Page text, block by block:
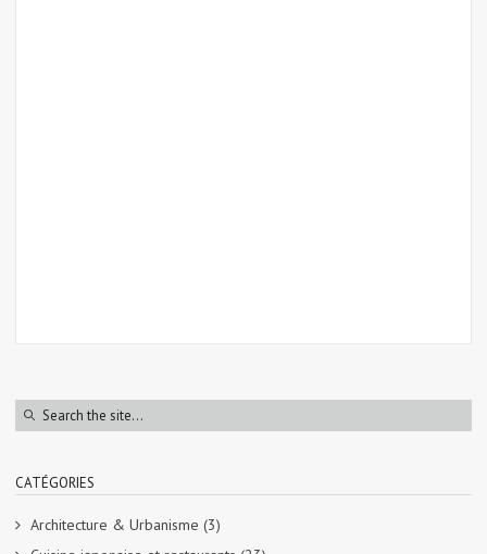
CATÉGORIES
Architecture & Urbanisme (3)